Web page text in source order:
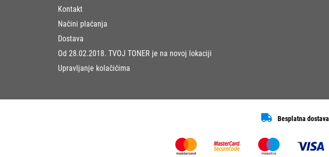
Kontakt
Načini plaćanja
Dostava
Od 28.02.2018. TVOJ TONER je na novoj lokaciji
Upravljanje kolačićima
Besplatna dostava